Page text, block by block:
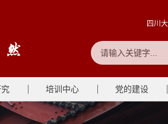
四川
培训中心 党的建设